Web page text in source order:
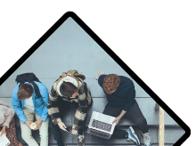
Planifier une démo
Planifier une démo